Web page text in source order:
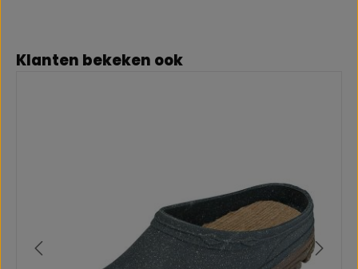
Productgalerij overslaan
Klanten bekeken ook